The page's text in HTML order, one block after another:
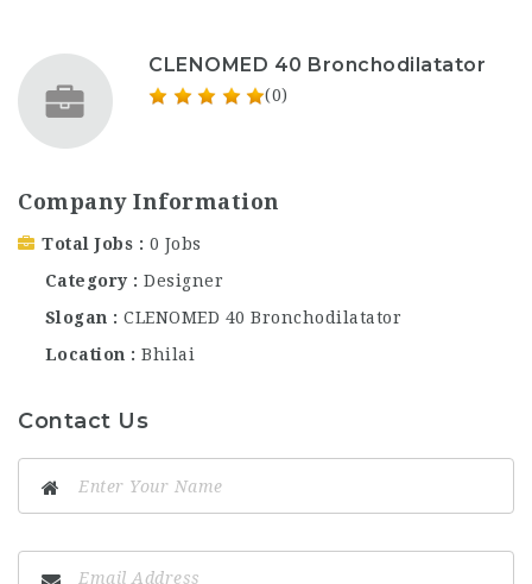
CLENOMED 40 Bronchodilatator
(0)
Company Information
Total Jobs
0 Jobs
Category
Designer
Slogan
CLENOMED 40 Bronchodilatator
Location
Bhilai
Contact Us